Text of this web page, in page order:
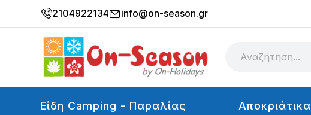
2104922134 info@on-season.gr
Είδη Camping - Παραλίας
Αποκριάτικα